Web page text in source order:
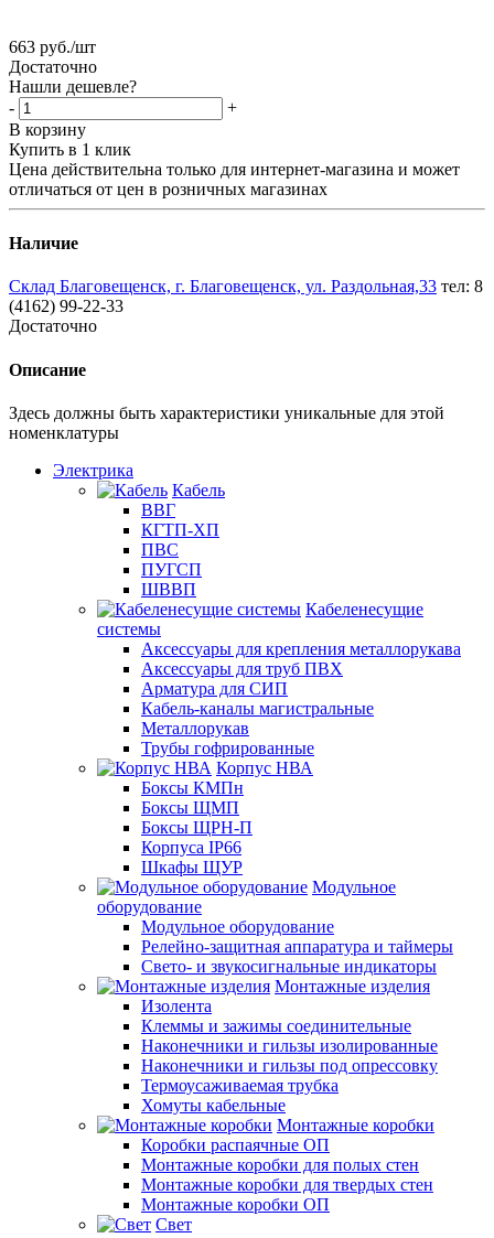
663 руб./шт
Достаточно
Нашли дешевле?
-
+
В корзину
Купить в 1 клик
Цена действительна только для интернет-магазина и может
отличаться от цен в розничных магазинах
Наличие
Склад Благовещенск, г. Благовещенск, ул. Раздольная,33 тел: 8
(4162) 99-22-33
Достаточно
Описание
Здесь должны быть характеристики уникальные для этой
номенклатуры
Электрика
Кабель
ВВГ
КГТП-ХП
ПВС
ПУГСП
ШВВП
Кабеленесущие
системы
Аксессуары для крепления металлорукава
Аксессуары для труб ПВХ
Арматура для СИП
Кабель-каналы магистральные
Металлорукав
Трубы гофрированные
Корпус НВА
Боксы КМПн
Боксы ЩМП
Боксы ЩРН-П
Корпуса IP66
Шкафы ЩУР
Модульное
оборудование
Модульное оборудование
Релейно-защитная аппаратура и таймеры
Свето- и звукосигнальные индикаторы
Монтажные изделия
Изолента
Клеммы и зажимы соединительные
Наконечники и гильзы изолированные
Наконечники и гильзы под опрессовку
Термоусаживаемая трубка
Хомуты кабельные
Монтажные коробки
Коробки распаячные ОП
Монтажные коробки для полых стен
Монтажные коробки для твердых стен
Монтажные коробки ОП
Свет